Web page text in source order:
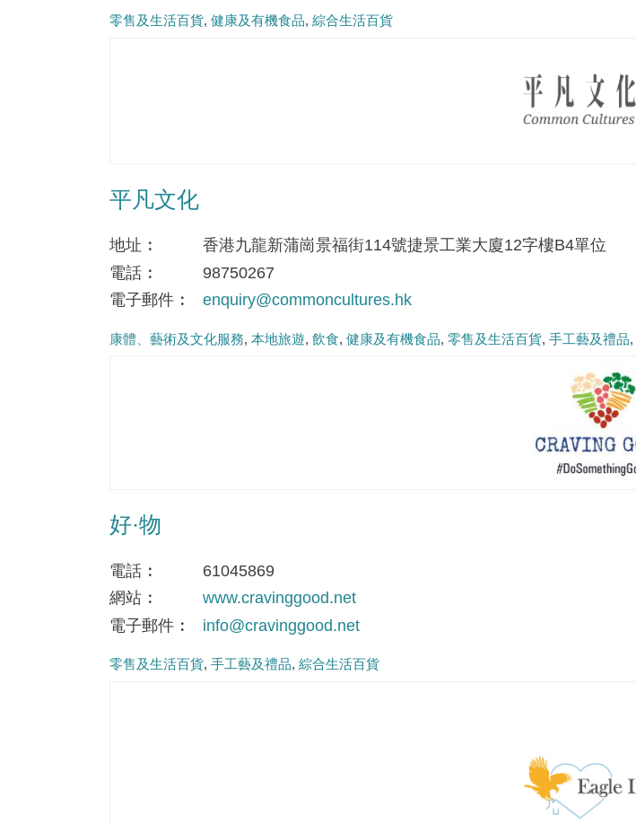
零售及生活百貨 健康及有機食品 綜合生活百貨
平凡文化
地址
香港九龍新蒲崗景福街114號捷景工業大廈12字樓B4單位
電話
98750267
電子郵件
enquiry@commoncultures.hk
康體、藝術及文化服務 本地旅遊 飲食 健康及有機食品 零售及生活百貨 手工藝及禮品
好·物
電話
61045869
網站
www.cravinggood.net
電子郵件
info@cravinggood.net
零售及生活百貨 手工藝及禮品 綜合生活百貨